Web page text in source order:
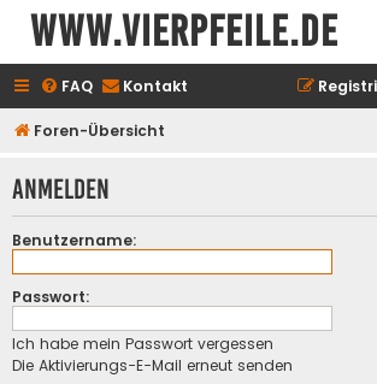
www.vierpfeile.de
FAQ Kontakt
Foren-Übersicht
Anmelden
Benutzername:
Passwort:
Ich habe mein Passwort vergessen
Die Aktivierungs-E-Mail erneut senden